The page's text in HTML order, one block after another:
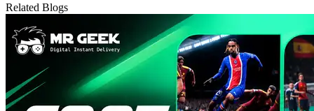
Related Blogs